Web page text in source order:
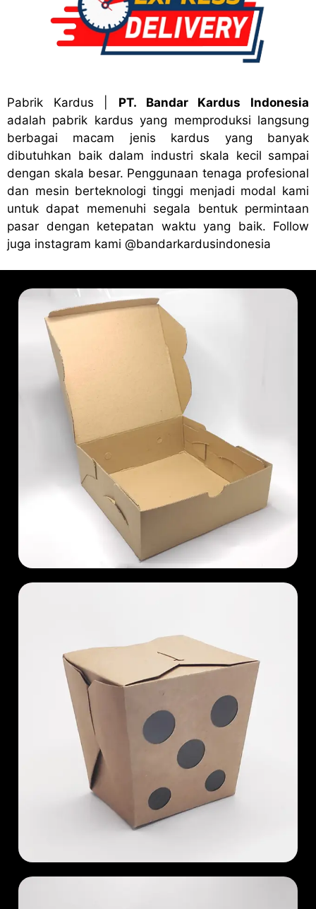
Pabrik Kardus
PT. Bandar Kardus Indonesia
adalah pabrik kardus yang memproduksi langsung
berbagai macam jenis kardus yang banyak
dibutuhkan baik dalam industri skala kecil sampai
dengan skala besar. Penggunaan tenaga profesional
dan mesin berteknologi tinggi menjadi modal kami
untuk dapat memenuhi segala bentuk permintaan
pasar dengan ketepatan waktu yang baik. Follow
juga instagram kami @bandarkardusindonesia